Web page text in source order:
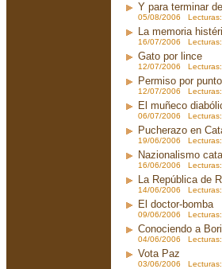
Y para terminar
05/08/2006
La memoria
16/07/2006
Gato por lince
12/07/2006
Permiso por
12/07/2006
El muñeco
06/07/2006
Pucherazo en
19/06/2006
Nazionalismo
16/06/2006
La República de
14/06/2006
El doctor-bomba
09/06/2006
Conociendo a
04/06/2006
Vota Paz
03/06/2006